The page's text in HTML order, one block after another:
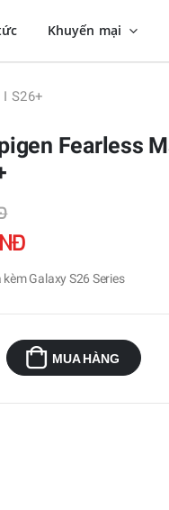
Khuyến mại
S26+
Fearless
Galaxy S26 Series
MUA HÀNG